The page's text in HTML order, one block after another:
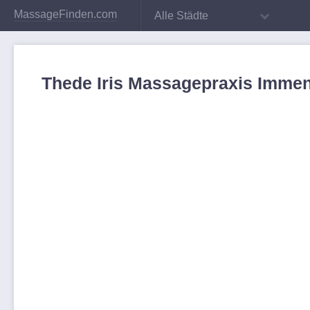
MassageFinden.com Alle Städte
Thede Iris Massagepraxis